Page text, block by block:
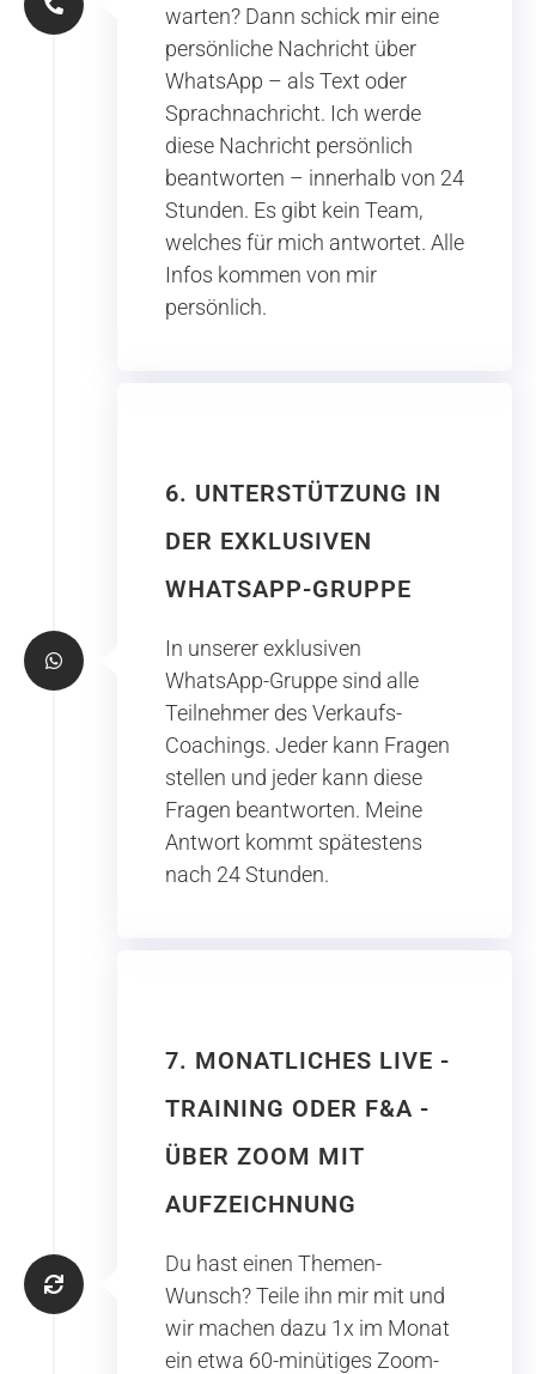
warten? Dann schick mir eine
persönliche Nachricht über
WhatsApp – als Text oder
Sprachnachricht. Ich werde
diese Nachricht persönlich
beantworten – innerhalb von 24
Stunden. Es gibt kein Team,
welches für mich antwortet. Alle
Infos kommen von mir
persönlich.
6. UNTERSTÜTZUNG IN
DER EXKLUSIVEN
WHATSAPP-GRUPPE
In unserer exklusiven
WhatsApp-Gruppe sind alle
Teilnehmer des Verkaufs-
Coachings. Jeder kann Fragen
stellen und jeder kann diese
Fragen beantworten. Meine
Antwort kommt spätestens
nach 24 Stunden.
7. MONATLICHES LIVE -
TRAINING ODER F&A -
ÜBER ZOOM MIT
AUFZEICHNUNG
Du hast einen Themen-
Wunsch? Teile ihn mir mit und
wir machen dazu 1x im Monat
ein etwa 60-minütiges Zoom-